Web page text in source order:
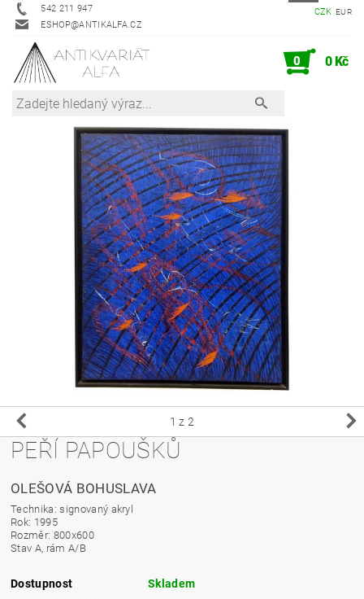
542 211 947
ESHOP@ANTIKALFA.CZ
CZK EUR
0 0 Kč
1 z 2
PEŘÍ PAPOUŠKŮ
OLEŠOVÁ BOHUSLAVA
Technika: signovaný akryl
Rok: 1995
Rozměr: 800x600
Stav A, rám A/B
Dostupnost Skladem